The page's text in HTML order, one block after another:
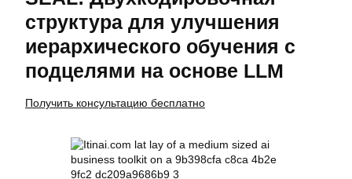
структура для улучшения
иерархического обучения с
подцелями на основе LLM
Получить консультацию бесплатно